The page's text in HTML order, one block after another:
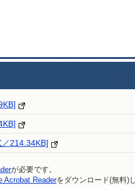
214.34KB]
が必要です。
Acrobat Readerをダウンロード(無料)